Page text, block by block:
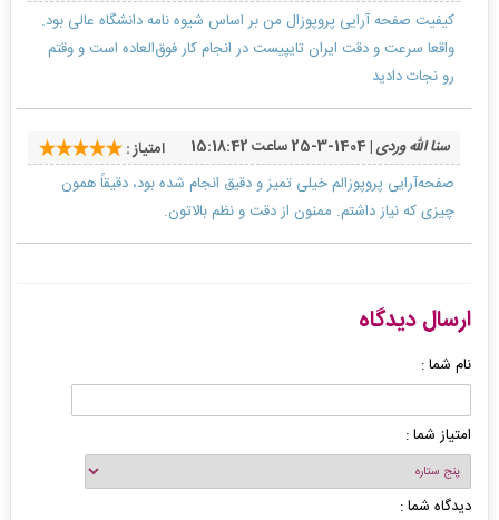
کیفیت صفحه آرایی پروپوزال من بر اساس شیوه نامه دانشگاه عالی بود.
واقعا سرعت و دقت ایران تایپیست در انجام کار فوق‌العاده است و وقتم
رو نجات دادید
سنا الله وردی| 1404-3-25 ساعت 15:18:42
امتیاز :
صفحه‌آرایی پروپوزالم خیلی تمیز و دقیق انجام شده بود، دقیقاً همون
چیزی که نیاز داشتم. ممنون از دقت و نظم بالاتون.
ارسال دیدگاه
نام شما :
امتیاز شما :
دیدگاه شما :